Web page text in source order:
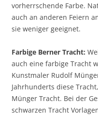
vorherrschende Farbe.
auch an anderen Feiern
sie weniger geeignet.
Farbige Berner Tracht:
auch eine farbige Tracht
Kunstmaler Rudolf
Jahrhunderts diese
Münger Tracht. Bei der
schwarzen Tracht